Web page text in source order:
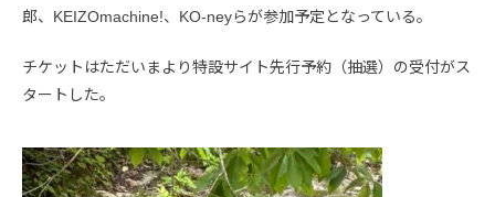
郎、KEIZOmachine!、KO-neyらが参加予定となっている。
チケットはただいまより特設サイト先行予約（抽選）の受付がス
タートした。